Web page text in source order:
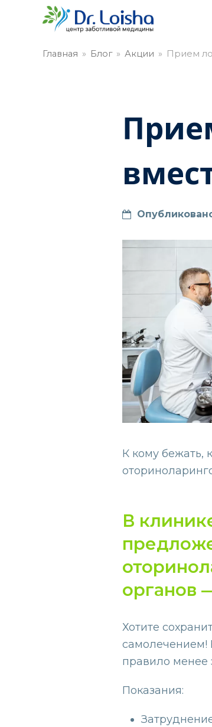
Главная » Блог » Акции » Прием
К кому бежать,
В
органов
Хотите
самолечением!
правило
Показания: